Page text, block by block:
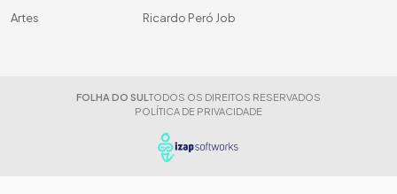
Artes
Ricardo Peró Job
FOLHA DO SUL TODOS OS DIREITOS RESERVADOS
POLÍTICA DE PRIVACIDADE